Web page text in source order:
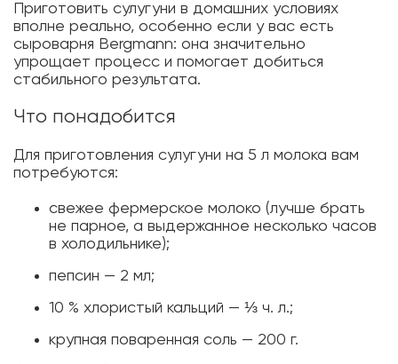
Приготовить сулугуни в домашних условиях
вполне реально, особенно если у вас есть
сыроварня Bergmann: она значительно
упрощает процесс и помогает добиться
стабильного результата.
Что понадобится
Для приготовления сулугуни на 5 л молока вам
потребуются:
свежее фермерское молоко (лучше брать
не парное, а выдержанное несколько часов
в холодильнике);
пепсин — 2 мл;
10 % хлористый кальций — ⅓ ч. л.;
крупная поваренная соль — 200 г.